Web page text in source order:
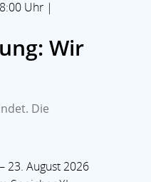
Uhr |
Wir
Die
23. August 2026